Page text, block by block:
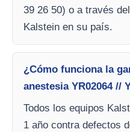
39 26 50) o a través
Kalstein en su país.
¿Cómo funciona la
anestesia YR02064 //
Todos los equipos
1 año contra defectos